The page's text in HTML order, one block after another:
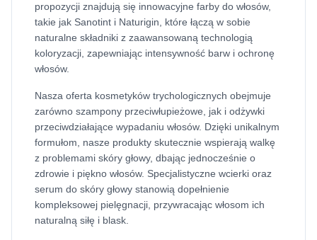
propozycji znajdują się innowacyjne farby do włosów,
takie jak Sanotint i Naturigin, które łączą w sobie
naturalne składniki z zaawansowaną technologią
koloryzacji, zapewniając intensywność barw i ochronę
włosów.
Nasza oferta kosmetyków trychologicznych obejmuje
zarówno szampony przeciwłupieżowe, jak i odżywki
przeciwdziałające wypadaniu włosów. Dzięki unikalnym
formułom, nasze produkty skutecznie wspierają walkę
z problemami skóry głowy, dbając jednocześnie o
zdrowie i piękno włosów. Specjalistyczne wcierki oraz
serum do skóry głowy stanowią dopełnienie
kompleksowej pielęgnacji, przywracając włosom ich
naturalną siłę i blask.